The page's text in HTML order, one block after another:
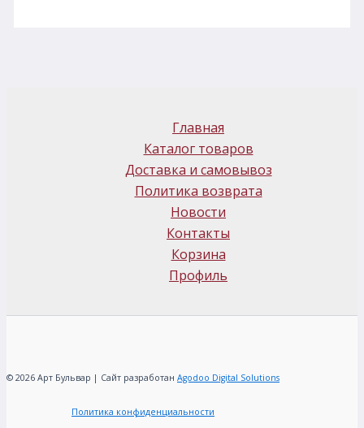
Главная
Каталог товаров
Доставка и самовывоз
Политика возврата
Новости
Контакты
Корзина
Профиль
© 2026 Арт Бульвар | Сайт разработан Agodoo Digital Solutions
Политика конфиденциальности